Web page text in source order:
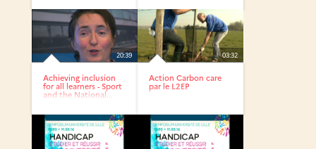
20:39
Achieving inclusion
for all learners - Sport
and the National...
03:32
Action Carbon care
par le L2EP